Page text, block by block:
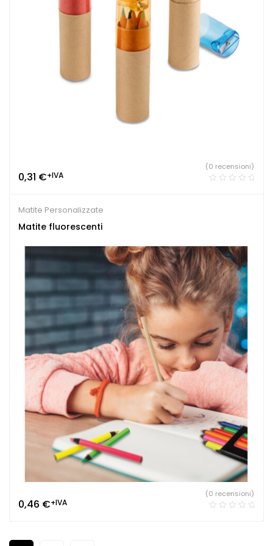
0,31 €+IVA
(0 recensioni)
Matite Personalizzate
Matite fluorescenti
0,46 €+IVA
(0 recensioni)